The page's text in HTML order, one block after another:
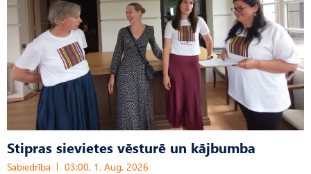
Stipras sievietes vēsturē un kājbumba
Sabiedrība 03:00, 1. Aug, 2026